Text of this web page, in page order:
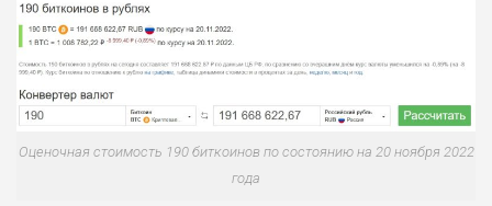
Оценочная стоимость 190 биткоинов по состоянию на 20 ноября 2022
года